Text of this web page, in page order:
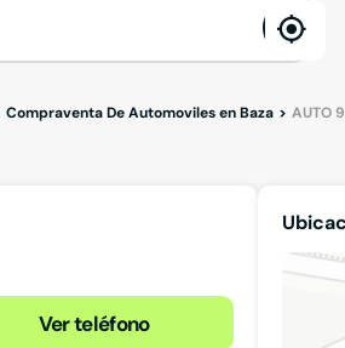
Compraventa De Automoviles en Baza AUTO
Ver teléfono